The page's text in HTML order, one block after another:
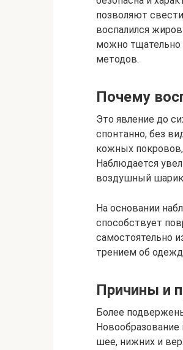
позволяют
воспалился
можно
методов.
Почему
Это явление до
спонтанно, без
кожных
Наблюдается
воздушный
На основании
способствует
самостоятельно
трением об
Причины и
Более
шее, нижних и